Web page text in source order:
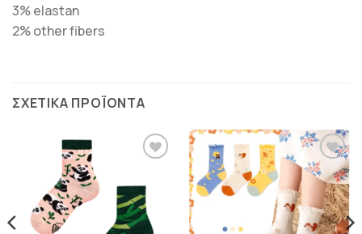
3% elastan
2% other fibers
ΣΧΕΤΙΚΆ ΠΡΟΪΌΝΤΑ
ΛΊΣΤΑ
ΕΠΙΘΥΜΙΏΝ
ΠΡΟΣΘΉΚΗ
ΣΤΗΝ
ΛΊΣΤΑ
ΕΠΙΘΥΜΙΏΝ